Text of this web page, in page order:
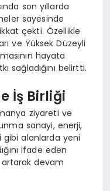
son yıllarda
sayesinde
çekti. Özellikle
ve Yüksek Düzeyli
hayata
sağladığını belirtti.
İş Birliği
ziyareti ve
sanayi, enerji,
alanlarda yeni
ifade eden
artarak devam